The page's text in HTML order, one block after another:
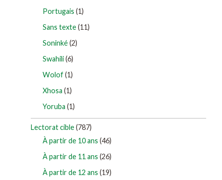
Portugais (1)
Sans texte(11)
Soninké(2)
Swahili(6)
Wolof(1)
Xhosa (1)
Yoruba (1)
Lectorat cible(787)
À partir de 10 ans (46)
À partir de 11 ans (26)
À partir de 12 ans (19)